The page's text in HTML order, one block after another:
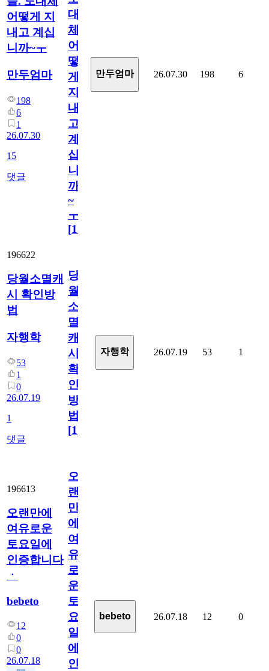
어떻게 지
내고 계십
니까~ㅜ
만두엄마
198
6
1
26.07.30
15
댓글
대
체
어
떻
게
지
내
고
계
십
니
까
~
ㅜ
[15
만두엄마 26.07.30 198 6
196622
당월소멸캐
시 확인방
법
자행학
53
1
0
26.07.19
1
댓글
당
월
소
멸
캐
시
확
인
방
법
[1]
자행학 26.07.19 53 1
196613
오랜만에
여유로운
토요일에
인증합니다
ㆍ
bebeto
12
0
0
26.07.18
오
랜
만
에
여
유
로
운
토
요
일
에
인
bebeto 26.07.18 12 0